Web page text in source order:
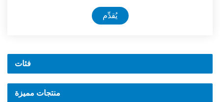
يُقدِّم
فئات
منتجات مميزة